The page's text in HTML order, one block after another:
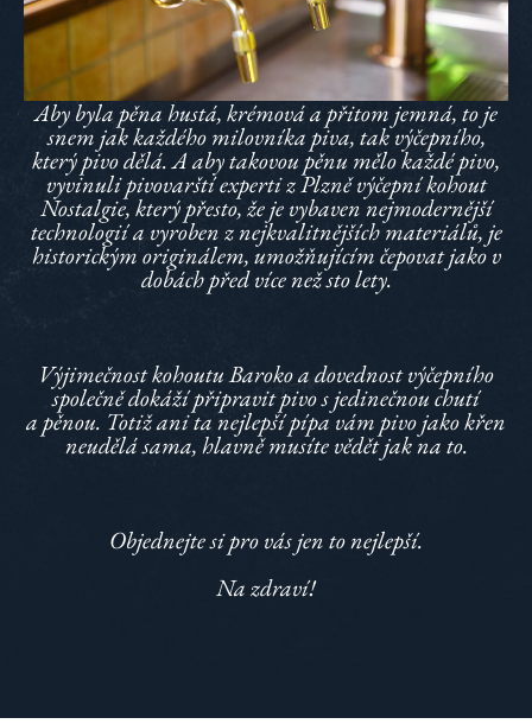
Aby byla pěna hustá, krémová a přitom jemná, to je
snem jak každého milovníka piva, tak výčepního,
který pivo dělá. A aby takovou pěnu mělo každé pivo,
vyvinuli pivovarští experti z Plzně výčepní kohout
Nostalgie, který přesto, že je vybaven nejmodernější
technologií a vyroben z nejkvalitnějších materiálů, je
historickým originálem, umožňujícím čepovat jako v
dobách před více než sto lety.
Výjimečnost kohoutu Baroko a dovednost výčepního
společně dokáží připravit pivo s jedinečnou chutí
a pěnou. Totiž ani ta nejlepší pípa vám pivo jako křen
neudělá sama, hlavně musíte vědět jak na to.
Objednejte si pro vás jen to nejlepší.
Na zdraví!